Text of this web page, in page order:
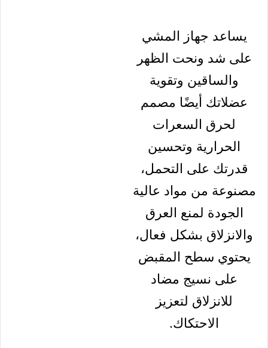
تخفيض 64.33%
أقوى العروض
الحالية.
يساعد جهاز
المشي على شد
ونحت الظهر
والساقين وتقوية
عضلاتك أيضًا
مصمم لحرق
السعرات
الحرارية وتحسين
قدرتك على
التحمل، مصنوعة